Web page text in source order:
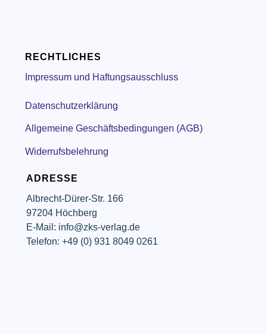
ADRESSE
Albrecht-Dürer-Str. 166
97204 Höchberg
E-Mail: info@zks-verlag.de
Telefon: +49 (0) 931 8049 0261
RECHTLICHES
Impressum und Haftungsausschluss
Datenschutzerklärung
Allgemeine Geschäftsbedingungen (AGB)
Widerrufsbelehrung